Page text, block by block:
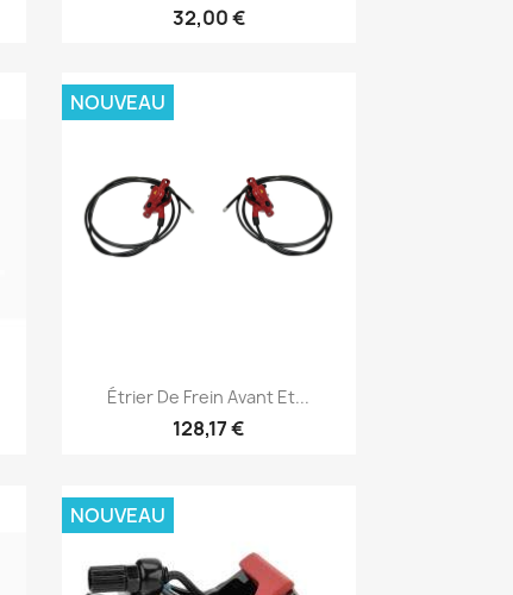
32,00 €
Aperçu rapide
Étrier De Frein Avant Et...
128,17 €
NOUVEAU
NOUVEAU